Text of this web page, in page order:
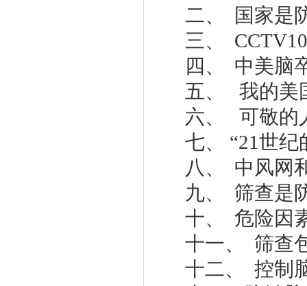
二、 国家是
三、
四、 中美脑
五、 我的美
六、 可敬
七、 “21世
八、 中风网
九、 筛查是
十、 危险因
十一、 筛查
十二、 控制